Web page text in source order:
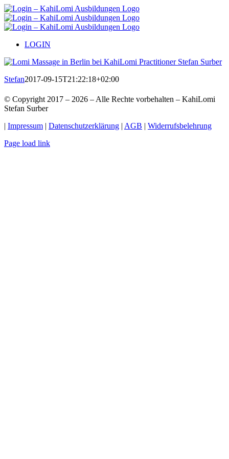
Zum
Inhalt
springen
LOGIN
Stefan2017-09-15T21:22:18+02:00
© Copyright 2017 – 2026 – Alle Rechte vorbehalten – KahiLomi
Stefan Surber
| Impressum | Datenschutzerklärung | AGB | Widerrufsbelehrung
Page load link